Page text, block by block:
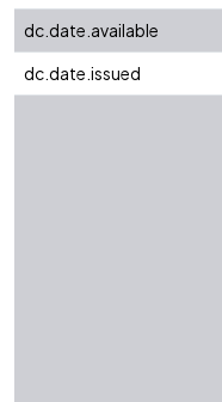
dc.date.available
dc.date.issued